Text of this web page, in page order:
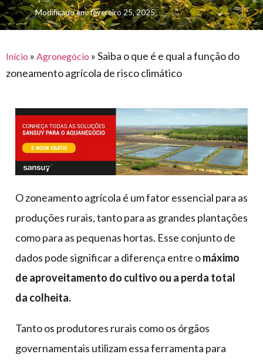
premiações
para
o
feira
offshore
civil
piscinas
automotivo
móveis,
calçados,
epi's
lonas
multiúso
e logística
armazenagem
lonas
vida
caminhoneiro
Modificado em: fevereiro 25, 2025
Início » Agronegócio »Saiba o que é e qual a função do
zoneamento agrícola de risco climático
O zoneamento agrícola é um fator essencial para as
produções rurais, tanto para as grandes plantações
como para as pequenas hortas. Esse conjunto de
dados pode significar a diferença entre omáximo
de aproveitamento do cultivo ou a perda total
da colheita.
Tanto os produtores rurais como os órgãos
governamentais utilizam essa ferramenta para